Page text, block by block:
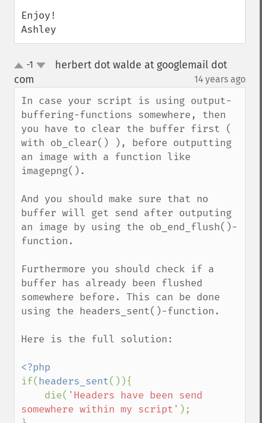
Enjoy!
Ashley
up-1
herbert dot walde at googlemail dot
com
14 years ago
In case your script is using output-
buffering-functions somewhere, then
you have to clear the buffer first (
with ob_clear() ), before outputting
an image with a function like
imagepng().
And you should make sure that no
buffer will get send after outputing
an image by using the ob_end_flush()-
function.
Furthermore you should check if a
buffer has already been flushed
somewhere before. This can be done
using the headers_sent()-function.
Here is the full solution:
if(headers_sent()){
    die(
'Headers have been send
somewhere within my script' );